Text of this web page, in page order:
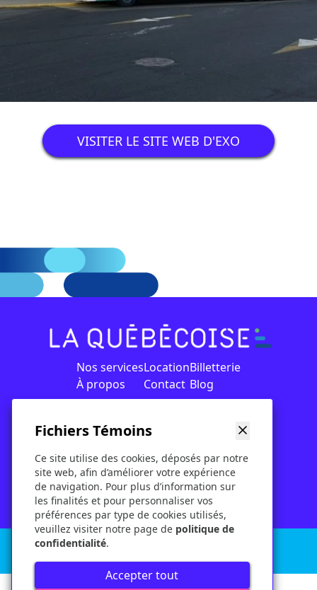
VISITER LE SITE WEB D'EXO
Nos services
À propos
Location
Contact
Billetterie
Blog
Conditions d'utilisation
Politique
Politique d'entreprise
© 2026 - Groupe La Québécoise Inc. - Tous
Fichiers Témoins
Ce site utilise des cookies, déposés par notre
site web, afin d’améliorer votre expérience
de navigation. Pour plus d’information sur
les finalités et pour personnaliser vos
préférences par type de cookies utilisés,
veuillez visiter notre page de politique de
confidentialité.
Accepter tout